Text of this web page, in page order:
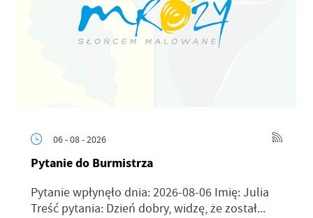
06 - 08 - 2026
Pytanie do Burmistrza
Pytanie wpłynęło dnia: 2026-08-06 Imię: Julia
Treść pytania: Dzień dobry, widzę, że został...